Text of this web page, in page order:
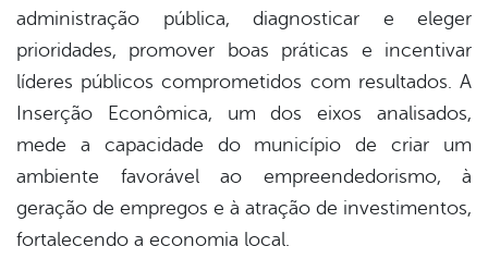
administração pública, diagnosticar e eleger
prioridades, promover boas práticas e incentivar
líderes públicos comprometidos com resultados. A
Inserção Econômica, um dos eixos analisados,
mede a capacidade do município de criar um
ambiente favorável ao empreendedorismo, à
geração de empregos e à atração de investimentos,
fortalecendo a economia local.